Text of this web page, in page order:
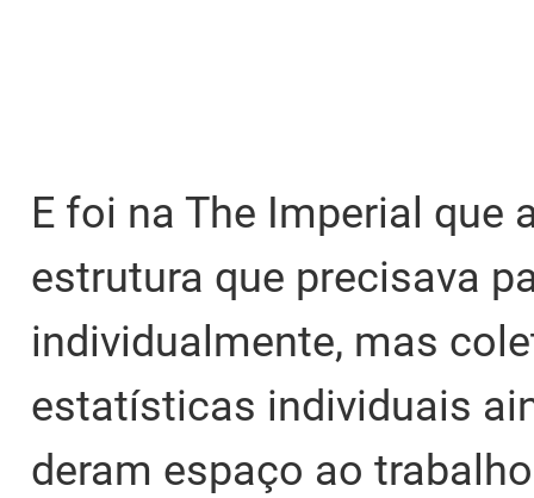
E foi na The Imperial que
estrutura que precisava
individualmente, mas
estatísticas individuais
deram espaço ao